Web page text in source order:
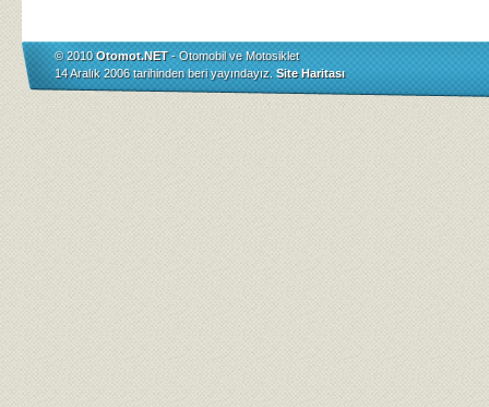
© 2010Otomot.NET- Otomobil ve Motosiklet
14 Aralık 2006 tarihinden beri yayındayız. Site Haritası